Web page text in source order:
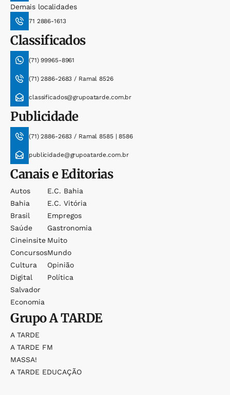
Demais localidades
71 2886-1613
Classificados
(71) 99965-8961
(71) 2886-2683 / Ramal 8526
classificados@grupoatarde.com.br
Publicidade
(71) 2886-2683 / Ramal 8585 | 8586
publicidade@grupoatarde.com.br
Canais e Editorias
Autos
Bahia
Brasil
Saúde
Cineinsite
Concursos
Cultura
Digital
Salvador
Economia
E.c. Bahia
E.c. Vitória
Empregos
Gastronomia
Muito
Mundo
Opinião
Política
GrupoA TARDE
A TARDE
A TARDE FM
MASSA!
A TARDE EDUCAÇÃO